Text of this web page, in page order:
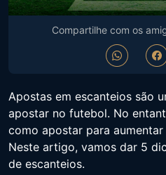
Compartilhe com os
Apostas em escanteios são
apostar no futebol. No
como apostar para
Neste artigo, vamos dar 5
de escanteios.